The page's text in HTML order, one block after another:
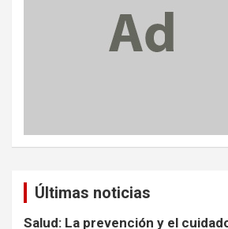
Últimas noticias
Salud: La prevención y el